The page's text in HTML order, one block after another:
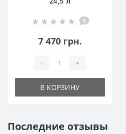
0
7 470 грн.
- +
В КОРЗИНУ
Последние отзывы